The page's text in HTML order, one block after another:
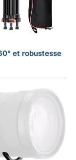
et robustesse